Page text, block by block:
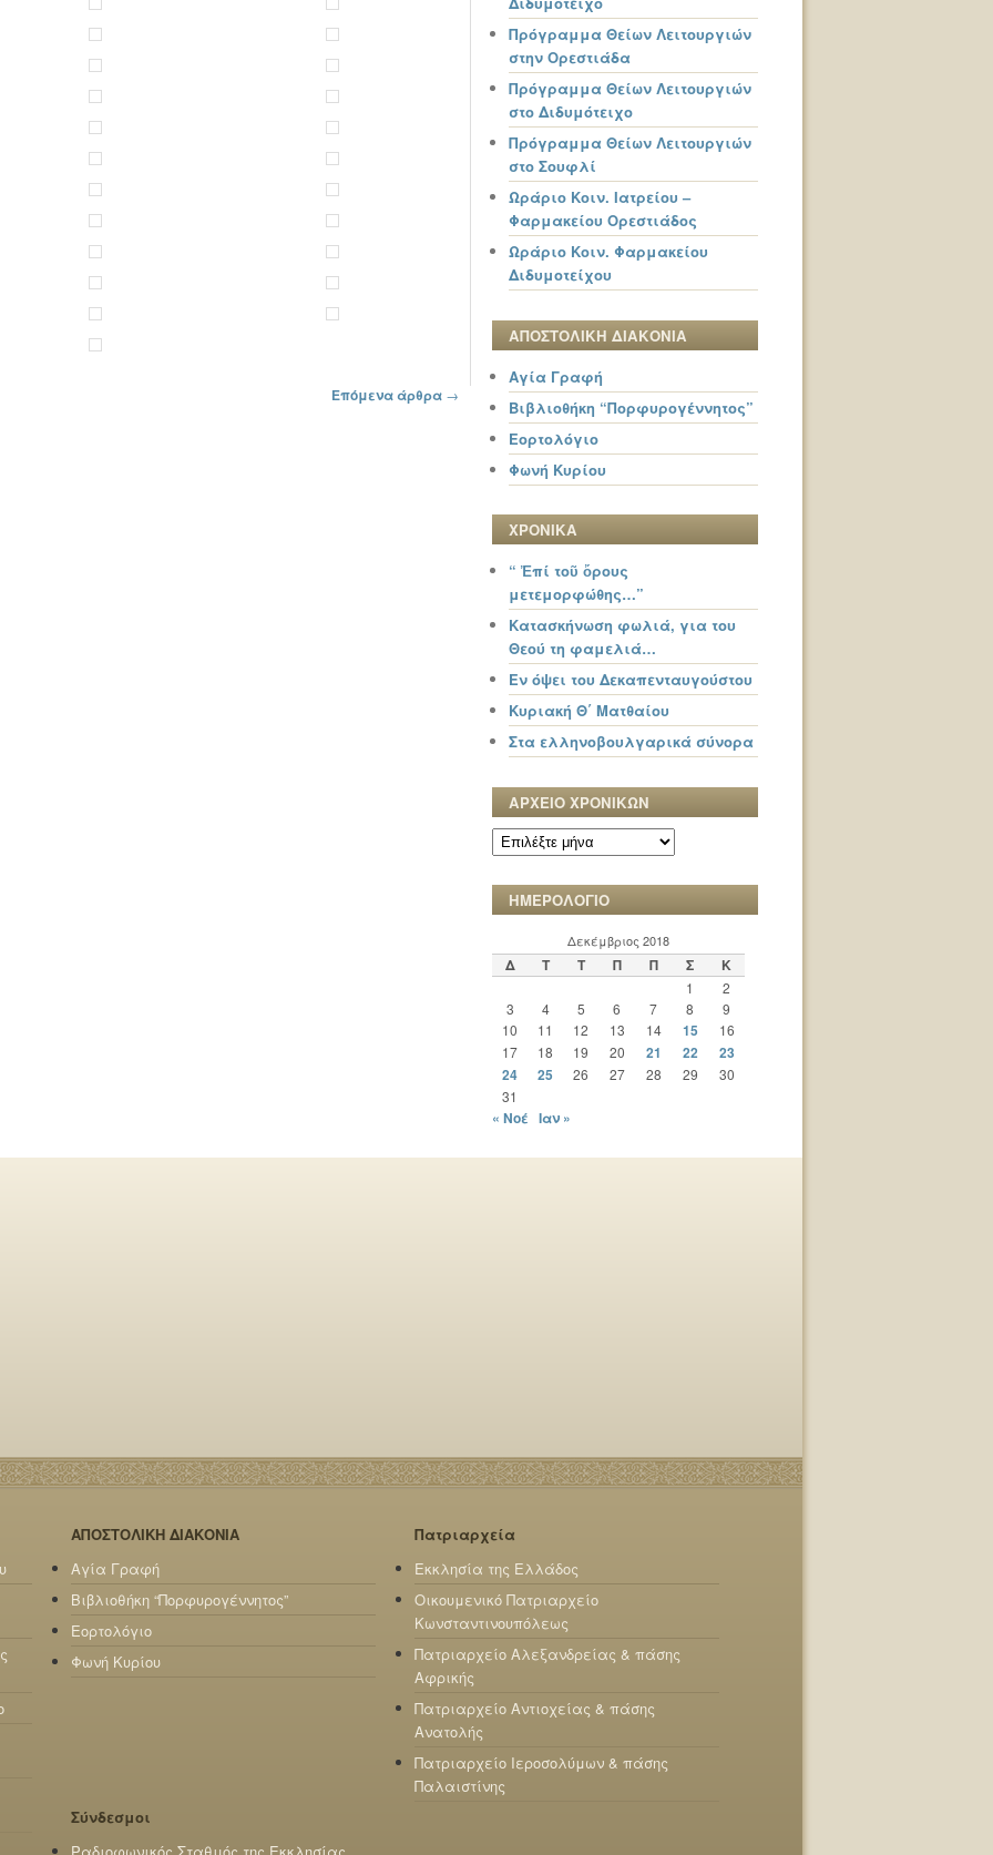
Επόμενα άρθρα →
Πρόγραμμα Θείων Λειτουργιών
στην Ορεστιάδα
Πρόγραμμα Θείων Λειτουργιών
στο Διδυμότειχο
Πρόγραμμα Θείων Λειτουργιών
στο Σουφλί
Ωράριο Κοιν. Ιατρείου –
Φαρμακείου Ορεστιάδος
Ωράριο Κοιν. Φαρμακείου
Διδυμοτείχου
ΑΠΟΣΤΟΛΙΚΗ ΔΙΑΚΟΝΙΑ
Αγία Γραφή
Βιβλιοθήκη “Πορφυρογέννητος”
Εορτολόγιο
Φωνή Κυρίου
ΧΡΟΝΙΚΑ
“ Ἐπί τοῦ ὄρους
μετεμορφώθης…”
Κατασκήνωση φωλιά, για του
Θεού τη φαμελιά…
Εν όψει του Δεκαπενταυγούστου
Κυριακή Θ΄ Ματθαίου
Στα ελληνοβουλγαρικά σύνορα
ΑΡΧΕΙΟ ΧΡΟΝΙΚΩΝ
ΑΡΧΕΙΟ
ΧΡΟΝΙΚΩΝ
ΗΜΕΡΟΛΟΓΙΟ
Δεκέμβριος 2018
Δ Τ Τ Π Π Σ Κ
1
2
3
4 5 6 7 8
9
10
11 12 13 14 15
16
17
18 19 20 21 22
23
24
25 26 27 28 29
30
31
« Νοέ Ιαν »
ΑΠΟΣΤΟΛΙΚΗ ΔΙΑΚΟΝΙΑ
Αγία Γραφή
Βιβλιοθήκη “Πορφυρογέννητος”
Εορτολόγιο
Φωνή Κυρίου
Πατριαρχεία
Εκκλησία της Ελλάδος
Οικουμενικό Πατριαρχείο
Κωνσταντινουπόλεως
Πατριαρχείο Αλεξανδρείας & πάσης
Αφρικής
Πατριαρχείο Αντιοχείας & πάσης
Ανατολής
Πατριαρχείο Ιεροσολύμων & πάσης
Παλαιστίνης
Σύνδεσμοι